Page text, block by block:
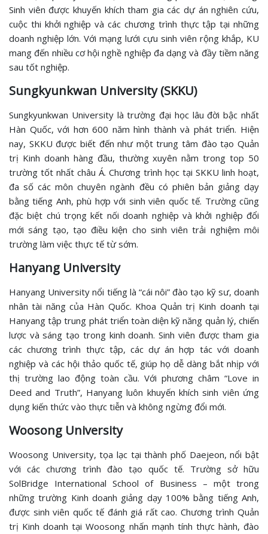
Sinh viên được khuyến khích tham gia các dự án nghiên cứu,
cuộc thi khởi nghiệp và các chương trình thực tập tại những
doanh nghiệp lớn. Với mạng lưới cựu sinh viên rộng khắp, KU
mang đến nhiều cơ hội nghề nghiệp đa dạng và đầy tiềm năng
sau tốt nghiệp.
Sungkyunkwan University (SKKU)
Sungkyunkwan University là trường đại học lâu đời bậc nhất
Hàn Quốc, với hơn 600 năm hình thành và phát triển. Hiện
nay, SKKU được biết đến như một trung tâm đào tạo Quản
trị Kinh doanh hàng đầu, thường xuyên nằm trong top 50
trường tốt nhất châu Á. Chương trình học tại SKKU linh hoạt,
đa số các môn chuyên ngành đều có phiên bản giảng dạy
bằng tiếng Anh, phù hợp với sinh viên quốc tế. Trường cũng
đặc biệt chú trọng kết nối doanh nghiệp và khởi nghiệp đổi
mới sáng tạo, tạo điều kiện cho sinh viên trải nghiệm môi
trường làm việc thực tế từ sớm.
Hanyang University
Hanyang University nổi tiếng là “cái nôi” đào tạo kỹ sư, doanh
nhân tài năng của Hàn Quốc. Khoa Quản trị Kinh doanh tại
Hanyang tập trung phát triển toàn diện kỹ năng quản lý, chiến
lược và sáng tạo trong kinh doanh. Sinh viên được tham gia
các chương trình thực tập, các dự án hợp tác với doanh
nghiệp và các hội thảo quốc tế, giúp họ dễ dàng bắt nhịp với
thị trường lao động toàn cầu. Với phương châm “Love in
Deed and Truth”, Hanyang luôn khuyến khích sinh viên ứng
dụng kiến thức vào thực tiễn và không ngừng đổi mới.
Woosong University
Woosong University, tọa lạc tại thành phố Daejeon, nổi bật
với các chương trình đào tạo quốc tế. Trường sở hữu
SolBridge International School of Business – một trong
những trường Kinh doanh giảng dạy 100% bằng tiếng Anh,
được sinh viên quốc tế đánh giá rất cao. Chương trình Quản
trị Kinh doanh tại Woosong nhấn mạnh tính thực hành, đào